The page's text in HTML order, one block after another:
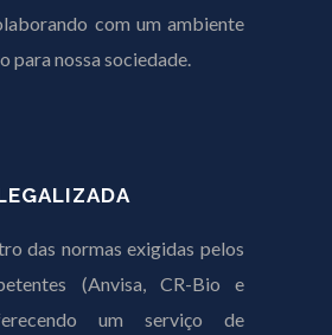
com um ambiente
para nossa sociedade.
das normas exigidas pelos
(Anvisa, CR-Bio e
um serviço de